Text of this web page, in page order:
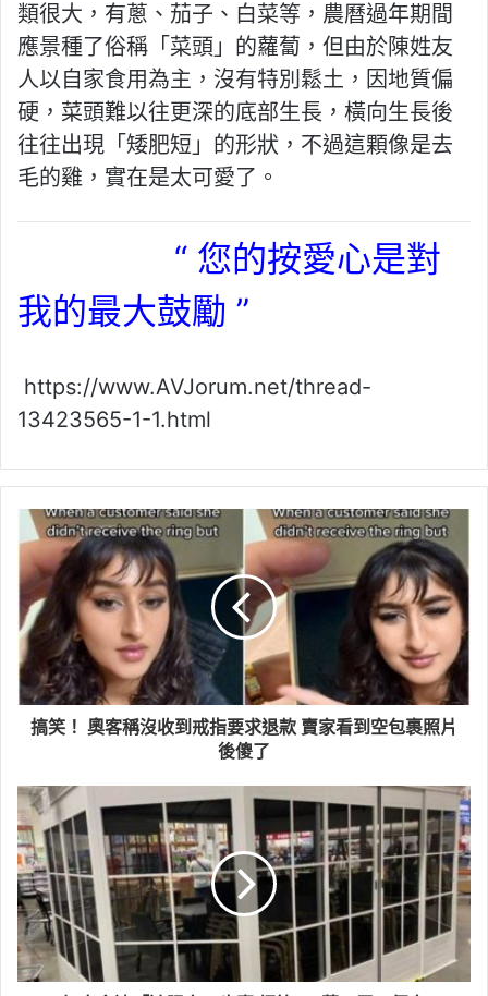
類很大，有蔥、茄子、白菜等，農曆過年期間
應景種了俗稱「菜頭」的蘿蔔，但由於陳姓友
人以自家食用為主，沒有特別鬆土，因地質偏
硬，菜頭難以往更深的底部生長，橫向生長後
往往出現「矮肥短」的形狀，不過這顆像是去
毛的雞，實在是太可愛了。
“ 您的按愛心是對
我的最大鼓勵 ”
https://www.AVJorum.net/thread-
13423565-1-1.html
搞笑！ 奧客稱沒收到戒指要求退款 賣家看到空包裹照片
後傻了